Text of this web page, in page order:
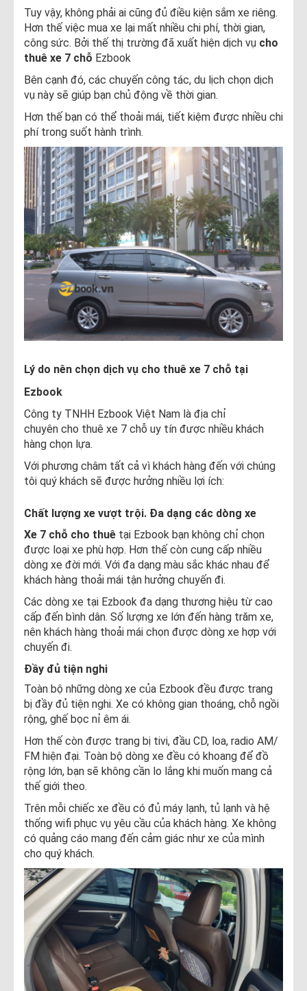
Tuy vậy, không phải ai cũng đủ điều kiện sắm xe riêng.
Hơn thế việc mua xe lại mất nhiều chi phí, thời gian,
công sức. Bởi thế thị trường đã xuất hiện dịch vụ cho
thuê xe 7 chỗ Ezbook
Bên cạnh đó, các chuyến công tác, du lịch chọn dịch
vụ này sẽ giúp bạn chủ động về thời gian.
Hơn thế bạn có thể thoải mái, tiết kiệm được nhiều chi
phí trong suốt hành trình.
Lý do nên chọn dịch vụ cho thuê xe 7 chỗ tại
Ezbook
Công ty TNHH Ezbook Việt Nam là địa chỉ
chuyên cho thuê xe 7 chỗ uy tín được nhiều khách
hàng chọn lựa.
Với phương châm tất cả vì khách hàng đến với chúng
tôi quý khách sẽ được hưởng nhiều lợi ích:
Chất lượng xe vượt trội. Đa dạng các dòng xe
Xe 7 chỗ cho thuê tại Ezbook bạn không chỉ chọn
được loại xe phù hợp. Hơn thế còn cung cấp nhiều
dòng xe đời mới. Với đa dạng màu sắc khác nhau để
khách hàng thoải mái tận hưởng chuyến đi.
Các dòng xe tại Ezbook đa dạng thương hiệu từ cao
cấp đến bình dân. Số lượng xe lớn đến hàng trăm xe,
nên khách hàng thoải mái chọn được dòng xe hợp với
chuyến đi.
Đầy đủ tiện nghi
Toàn bộ những dòng xe của Ezbook đều được trang
bị đầy đủ tiện nghi. Xe có không gian thoáng, chỗ ngồi
rộng, ghế bọc nỉ êm ái.
Hơn thế còn được trang bị tivi, đầu CD, loa, radio AM/
FM hiện đại. Toàn bộ dòng xe đều có khoang để đồ
rộng lớn, bạn sẽ không cần lo lắng khi muốn mang cả
thế giới theo.
Trên mỗi chiếc xe đều có đủ máy lạnh, tủ lạnh và hệ
thống wifi phục vụ yêu cầu của khách hàng. Xe không
có quảng cáo mang đến cảm giác như xe của mình
cho quý khách.